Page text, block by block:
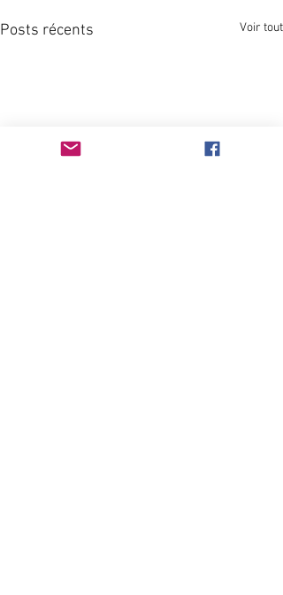
Posts récents Voir tout